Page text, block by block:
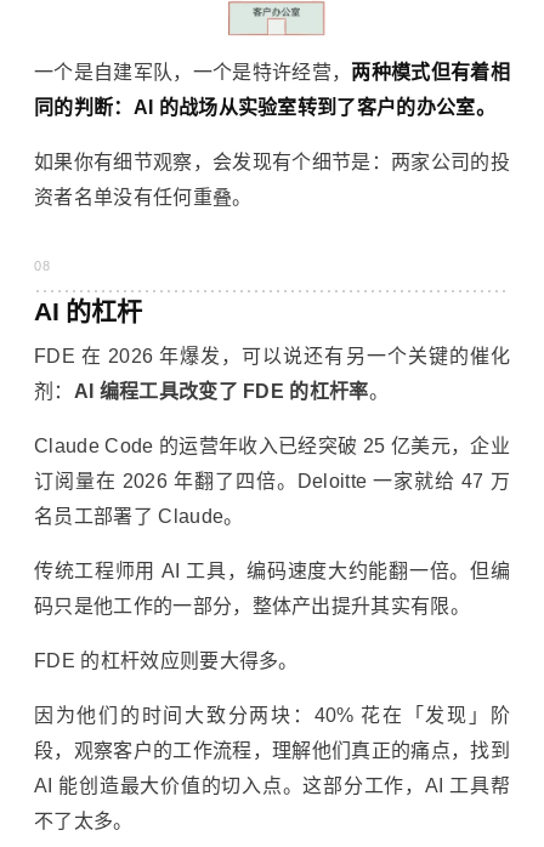
一个是自建军队，一个是特许经营， 两种模式但有着相
同的判断：AI 的战场从实验室转到了客户的办公室。
如果你有细节观察，会发现有个细节是：两家公司的投
资者名单没有任何重叠。
08
AI 的杠杆
FDE 在 2026 年爆发，可以说还有另一个关键的催化
剂： AI 编程工具改变了 FDE 的杠杆率。
Claude Code 的运营年收入已经突破 25 亿美元，企业
订阅量在 2026 年翻了四倍。Deloitte 一家就给 47 万
名员工部署了 Claude。
传统工程师用 AI 工具，编码速度大约能翻一倍。但编
码只是他工作的一部分，整体产出提升其实有限。
FDE 的杠杆效应则要大得多。
因为他们的时间大致分两块：40% 花在「发现」阶
段，观察客户的工作流程，理解他们真正的痛点，找到
AI 能创造最大价值的切入点。这部分工作，AI 工具帮
不了太多。